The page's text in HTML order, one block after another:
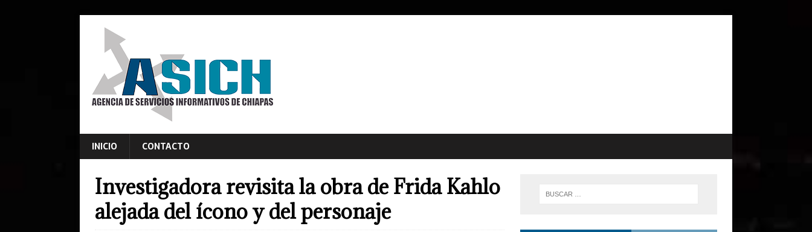
INICIO CONTACTO
Investigadora revisita la obra de Frida Kahlo
alejada del ícono y del personaje